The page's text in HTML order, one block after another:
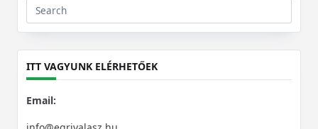
Search
for:
ITT VAGYUNK ELÉRHETŐEK
Email: